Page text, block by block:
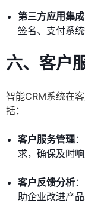
第三方应用集成
签名、支付系
六、客户
智能CRM系统在
括：
客户服务管理
求，确保及时
客户反馈分析
助企业改进产